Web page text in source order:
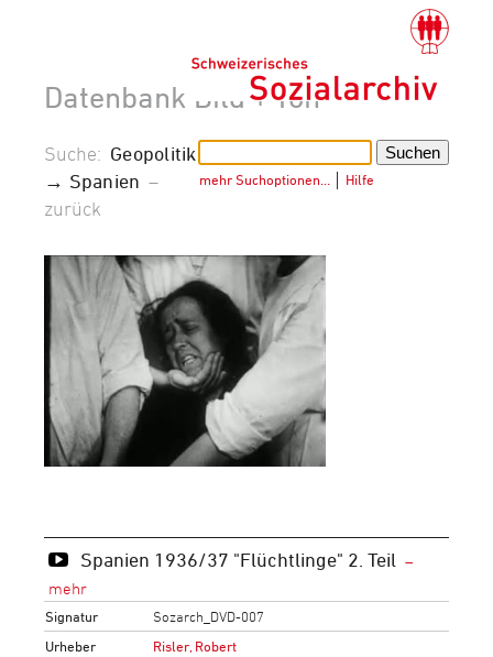
Datenbank Bild + Ton
mehr Suchoptionen… Hilfe
Suche: Geopolitik
→ Spanien –
zurück
Spanien 1936/37 "Flüchtlinge" 2. Teil
Signatur
Sozarch_DVD-007
Urheber
Risler, Robert